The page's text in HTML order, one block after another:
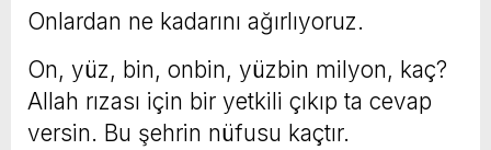
Onlardan ne kadarını ağırlıyoruz.
On, yüz, bin, onbin, yüzbin milyon, kaç?
Allah rızası için bir yetkili çıkıp ta cevap
versin. Bu şehrin nüfusu kaçtır.